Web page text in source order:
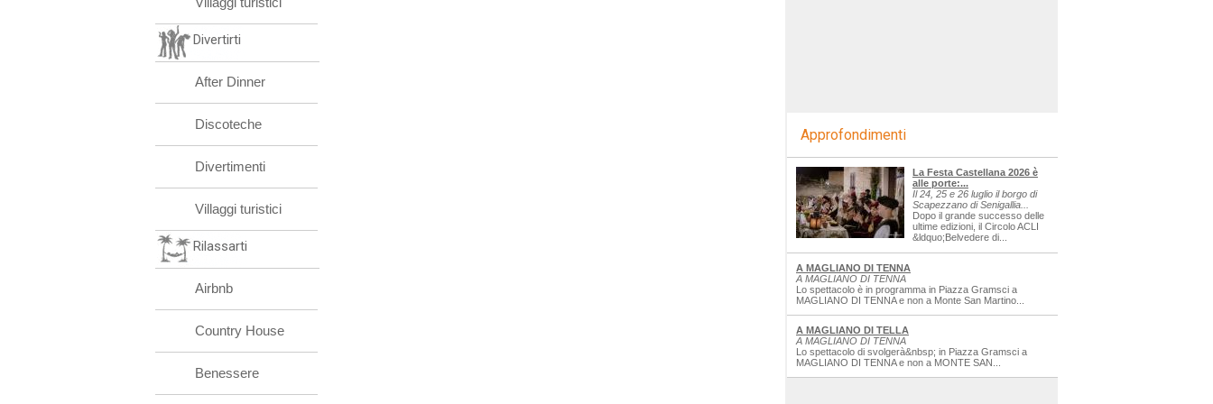
Divertirti
After Dinner
Discoteche
Divertimenti
Villaggi turistici
Rilassarti
Airbnb
Country House
Benessere
Approfondimenti
La Festa Castellana 2026 è
alle porte:...
Il 24, 25 e 26 luglio il borgo di
Scapezzano di Senigallia...
Dopo il grande successo delle
ultime edizioni, il Circolo ACLI
&ldquo;Belvedere di...
A MAGLIANO DI TENNA
A MAGLIANO DI TENNA
Lo spettacolo è in programma in Piazza Gramsci a
MAGLIANO DI TENNA e non a Monte San Martino...
A MAGLIANO DI TELLA
A MAGLIANO DI TENNA
Lo spettacolo di svolgerà&nbsp; in Piazza Gramsci a
MAGLIANO DI TENNA e non a MONTE SAN...